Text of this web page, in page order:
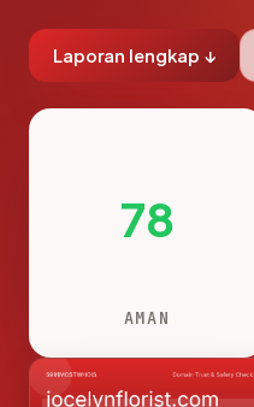
Laporan lengkap ↓
78
AMAN